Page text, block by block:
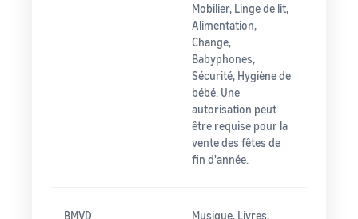
Mobilier, Linge de lit,
Alimentation,
Change,
Babyphones,
Sécurité, Hygiène de
bébé. Une
autorisation peut
être requise pour la
vente des fêtes de
fin d'année.
BMVD
Musique, Livres,